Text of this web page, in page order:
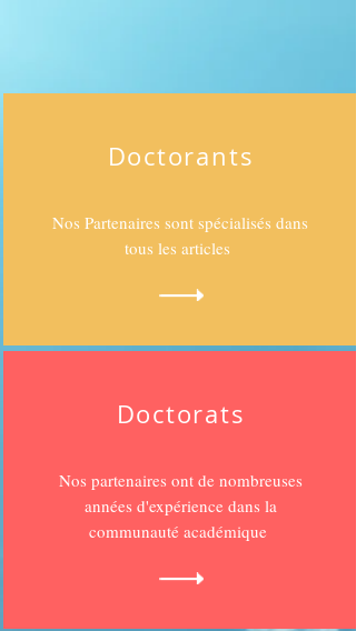
Doctorants
Nos Partenaires sont spécialisés dans
tous les articles
Doctorats
Nos partenaires ont de nombreuses
années d'expérience dans la
communauté académique